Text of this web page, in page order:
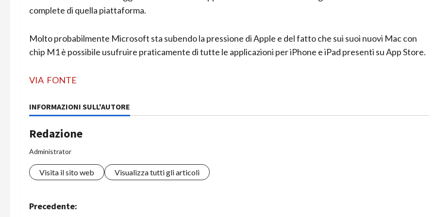
complete di quella piattaforma.
Molto probabilmente Microsoft sta subendo la pressione di Apple e del fatto che sui suoi nuovi Mac con
chip M1 è possibile usufruire praticamente di tutte le applicazioni per iPhone e iPad presenti su App Store.
VIA FONTE
INFORMAZIONI SULL'AUTORE
Redazione
Administrator
Visita il sito web Visualizza tutti gli articoli
N
Precedente: